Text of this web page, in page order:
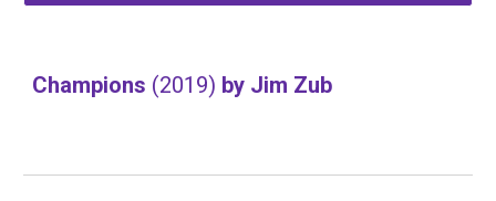
Champions (2019) by Jim Zub